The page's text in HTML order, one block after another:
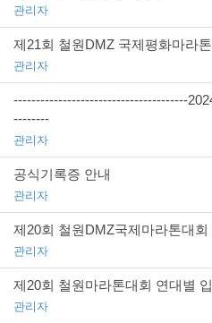
관리자
제21회 철원DMZ 국제평화마라
관리자
---------------------------------------
--------
관리자
공식기록증 안내
관리자
제20회 철원DMZ국제마라톤대
관리자
제20회 철원마라톤대회 연대별
관리자